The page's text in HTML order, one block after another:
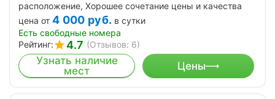
расположение, Хорошее сочетание цены и качества
цена от 4 000 руб. в сутки
Есть свободные номера
Рейтинг:
4.7 (Отзывов: 6)
Узнать наличие
мест
Цены